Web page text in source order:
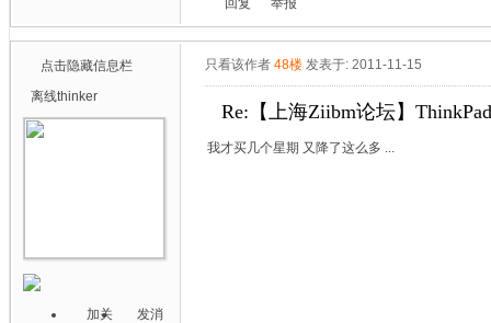
回复 举报
点击隐藏信息栏
离线thinker
加关
发消
只看该作者 48楼 发表于: 2011-11-15
Re:【上海Ziibm论坛】
我才买几个星期 又降了这么多 ...